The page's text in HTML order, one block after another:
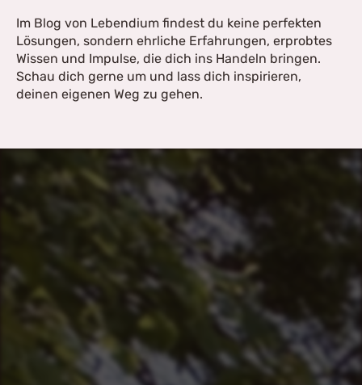
Im Blog von Lebendium findest du keine perfekten
Lösungen, sondern ehrliche Erfahrungen, erprobtes
Wissen und Impulse, die dich ins Handeln bringen.
Schau dich gerne um und lass dich inspirieren,
deinen eigenen Weg zu gehen.